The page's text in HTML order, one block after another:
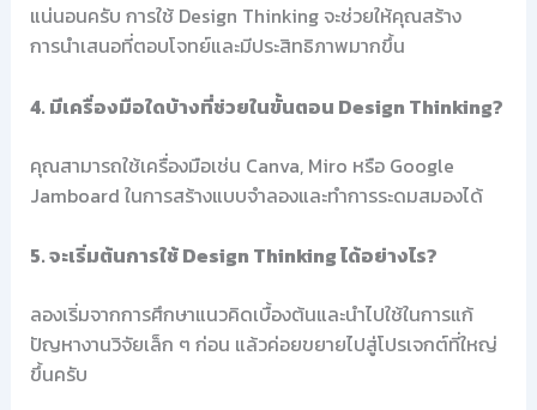
แน่นอนครับ การใช้ Design Thinking จะช่วยให้คุณสร้าง
การนำเสนอที่ตอบโจทย์และมีประสิทธิภาพมากขึ้น
4. มีเครื่องมือใดบ้างที่ช่วยในขั้นตอน Design Thinking?
คุณสามารถใช้เครื่องมือเช่น Canva, Miro หรือ Google
Jamboard ในการสร้างแบบจำลองและทำการระดมสมองได้
5. จะเริ่มต้นการใช้ Design Thinking ได้อย่างไร?
ลองเริ่มจากการศึกษาแนวคิดเบื้องต้นและนำไปใช้ในการแก้
ปัญหางานวิจัยเล็ก ๆ ก่อน แล้วค่อยขยายไปสู่โปรเจกต์ที่ใหญ่
ขึ้นครับ